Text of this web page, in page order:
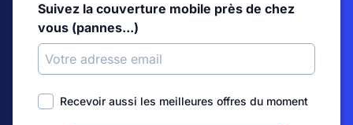
Suivez la couverture mobile près de chez
vous (pannes...)
Recevoir aussi les meilleures offres du moment